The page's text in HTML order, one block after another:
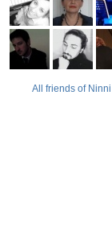
All friends of Ninni